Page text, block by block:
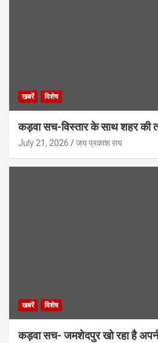
खबरें विशेष
कड़वा सच-विस्तार के साथ शहर की
July 21, 2026 जय प्रकाश राय
खबरें विशेष
कड़वा सच- जमशेदपुर खो रहा है